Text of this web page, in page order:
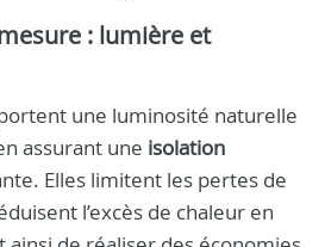
: lumière et
une luminosité naturelle
assurant une isolation
Elles limitent les pertes de
l’excès de chaleur en